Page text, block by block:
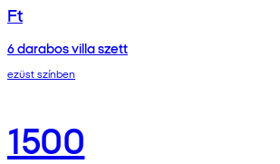
Ft
6 darabos villa szett
ezüst színben
1500